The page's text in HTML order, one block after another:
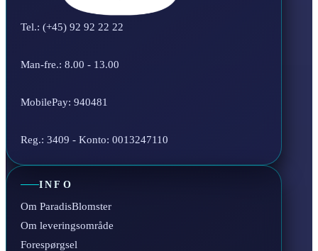
Tel.: (+45) 92 92 22 22
Man-fre.: 8.00 - 13.00
MobilePay: 940481
Reg.: 3409 - Konto: 0013247110
INFO
Om ParadisBlomster
Om leveringsområde
Forespørgsel